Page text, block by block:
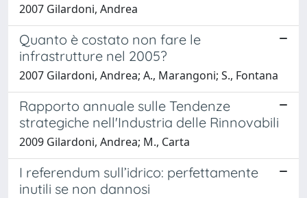
2007 Gilardoni, Andrea
Quanto è costato non fare le
infrastrutture nel 2005?
2007 Gilardoni, Andrea; A., Marangoni; S., Fontana
Rapporto annuale sulle Tendenze
strategiche nell'Industria delle Rinnovabili
2009 Gilardoni, Andrea; M., Carta
I referendum sull’idrico: perfettamente
inutili se non dannosi